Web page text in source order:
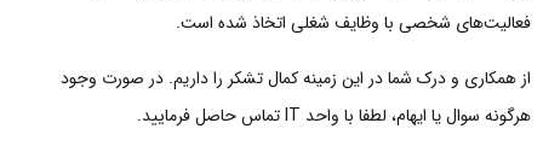
فعالیت‌های شخصی با وظایف شغلی اتخاذ شده است.
از همکاری و درک شما در این زمینه کمال تشکر را داریم. در صورت وجود
هرگونه سوال یا ایهام، لطفا با واحد IT تماس حاصل فرمایید.